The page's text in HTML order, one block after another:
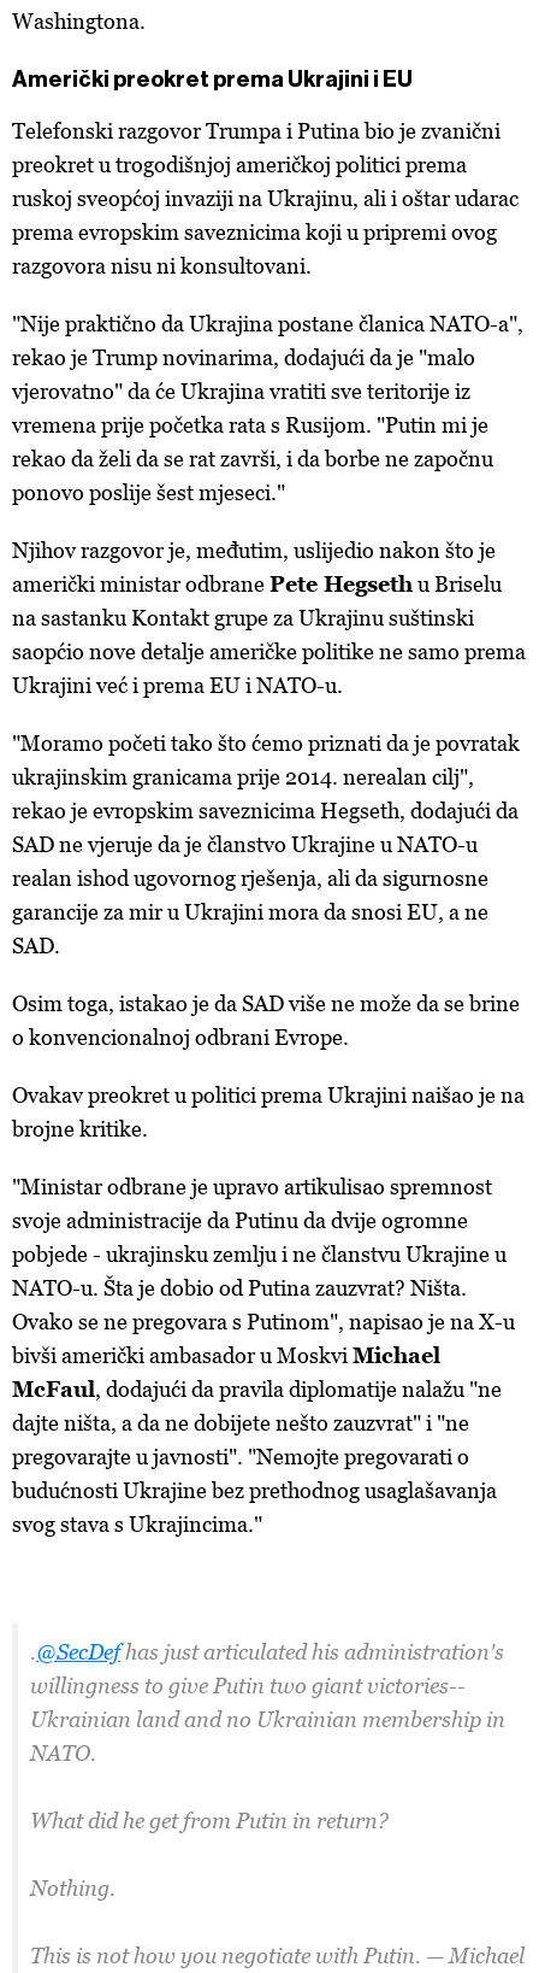
Washingtona.
Američki preokret prema Ukrajini i EU
Telefonski razgovor Trumpa i Putina bio je zvanični
preokret u trogodišnjoj američkoj politici prema
ruskoj sveopćoj invaziji na Ukrajinu, ali i oštar udarac
prema evropskim saveznicima koji u pripremi ovog
razgovora nisu ni konsultovani.
"Nije praktično da Ukrajina postane članica NATO-a",
rekao je Trump novinarima, dodajući da je "malo
vjerovatno" da će Ukrajina vratiti sve teritorije iz
vremena prije početka rata s Rusijom. "Putin mi je
rekao da želi da se rat završi, i da borbe ne započnu
ponovo poslije šest mjeseci."
Njihov razgovor je, međutim, uslijedio nakon što je
američki ministar odbranePete Hegsethu Briselu
na sastanku Kontakt grupe za Ukrajinu suštinski
saopćio nove detalje američke politike ne samo prema
Ukrajini već i prema EU i NATO-u.
"Moramo početi tako što ćemo priznati da je povratak
ukrajinskim granicama prije 2014. nerealan cilj",
rekao je evropskim saveznicima Hegseth, dodajući da
SAD ne vjeruje da je članstvo Ukrajine u NATO-u
realan ishod ugovornog rješenja, ali da sigurnosne
garancije za mir u Ukrajini mora da snosi EU, a ne
SAD.
Osim toga, istakao je da SAD više ne može da se brine
o konvencionalnoj odbrani Evrope.
Ovakav preokret u politici prema Ukrajini naišao je na
brojne kritike.
"Ministar odbrane je upravo artikulisao spremnost
svoje administracije da Putinu da dvije ogromne
pobjede - ukrajinsku zemlju i ne članstvu Ukrajine u
NATO-u. Šta je dobio od Putina zauzvrat? Ništa.
Ovako se ne pregovara s Putinom", napisao je na X-u
bivši američki ambasador u Moskvi Michael
McFaul, dodajući da pravila diplomatije nalažu "ne
dajte ništa, a da ne dobijete nešto zauzvrat" i "ne
pregovarajte u javnosti". "Nemojte pregovarati o
budućnosti Ukrajine bez prethodnog usaglašavanja
svog stava s Ukrajincima."
.@SecDefhas just articulated his administration's
willingness to give Putin two giant victories--
Ukrainian land and no Ukrainian membership in
NATO.
What did he get from Putin in return?
Nothing.
This is not how you negotiate with Putin. — Michael